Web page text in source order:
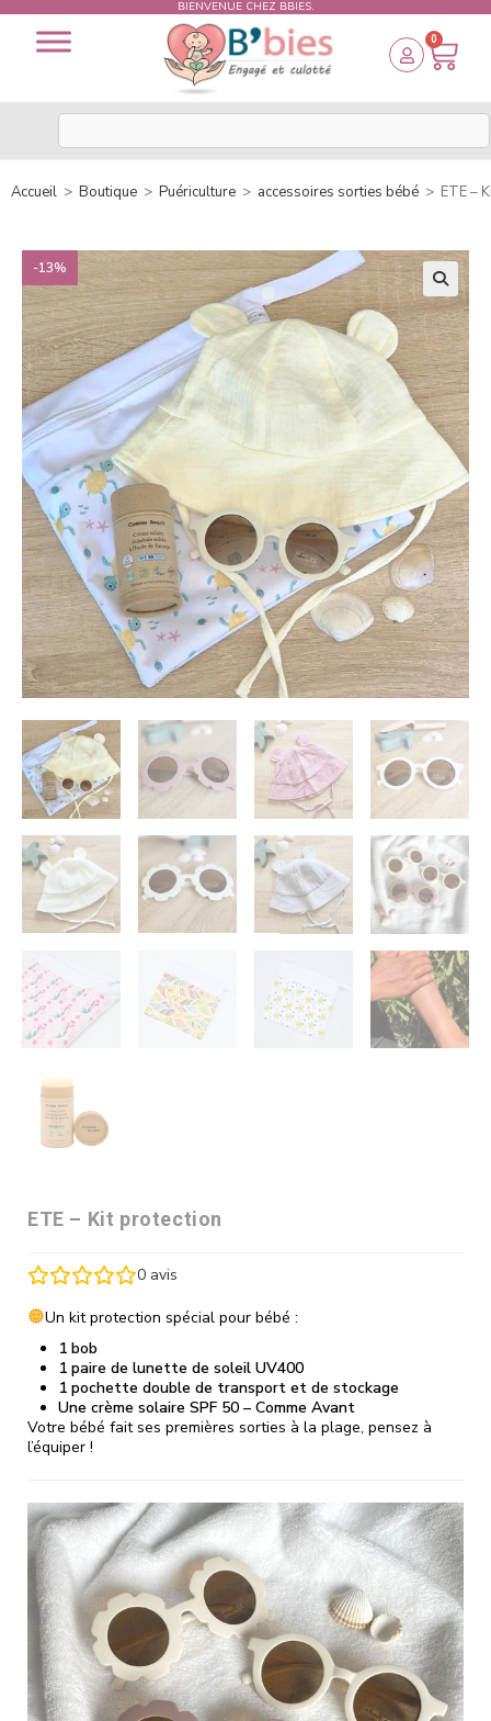
BIENVENUE CHEZ BBIES.
0
Accueil > Boutique > Puériculture > accessoires sorties bébé > ETE –
-13%
ETE – Kit protection
0 avis
Un kit protection spécial pour bébé :
1 bob
1 paire de lunette de soleil UV400
1 pochette double de transport et de stockage
Une crème solaire SPF 50 – Comme Avant
Votre bébé fait ses premières sorties à la plage, pensez à
l’équiper !